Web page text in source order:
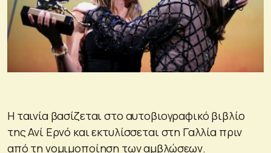
Η ταινία βασίζεται στο αυτοβιογραφικό βιβλίο
της Ανί Ερνό και εκτυλίσσεται στη Γαλλία πριν
από τη νομιμοποίηση των αμβλώσεων.